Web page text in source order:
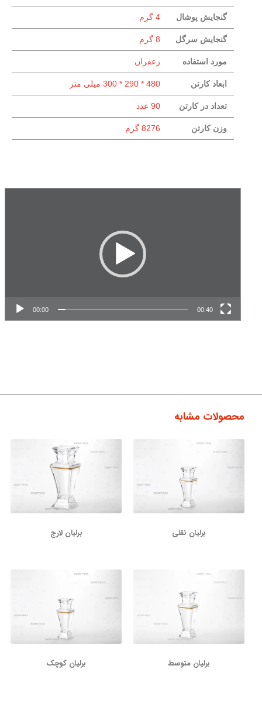
گنجایش پوشال 4 گرم
گنجایش سرگل 8 گرم
مورد استفاده زعفران
ابعاد کارتن 480 * 290 * 300 میلی متر
تعداد در کارتن 90 عدد
وزن کارتن 8276 گرم
00:00 00:40
محصولات مشابه
برلیان نقلی برلیان لارج
برلیان متوسط برلیان کوچک